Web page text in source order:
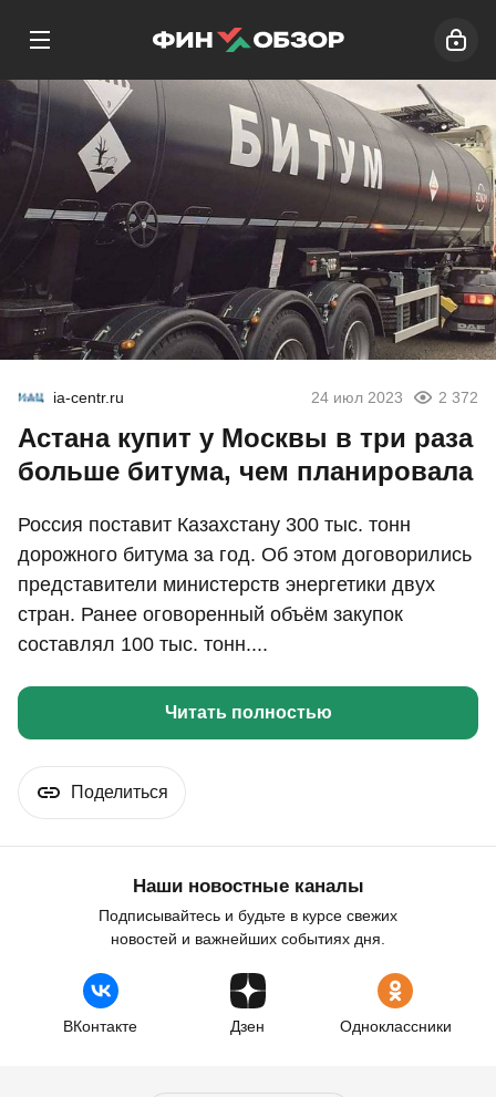
ia-centr.ru 24 июл 2023 2 372
Астана купит у Москвы в три раза
больше битума, чем планировала
Россия поставит Казахстану 300 тыс. тонн
дорожного битума за год. Об этом договорились
представители министерств энергетики двух
стран. Ранее оговоренный объём закупок
составлял 100 тыс. тонн....
Читать полностью
Поделиться
Наши новостные каналы
Подписывайтесь и будьте в курсе свежих
новостей и важнейших событиях дня.
ВКонтакте Дзен Одноклассники